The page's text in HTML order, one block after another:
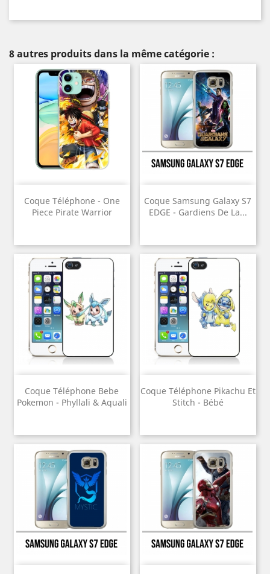
8 autres produits dans la même catégorie :
Coque Téléphone - One
Piece Pirate Warrior
Coque Samsung Galaxy S7
EDGE - Gardiens De La...
Coque Téléphone Bebe
Pokemon - Phyllali & Aquali
Coque Téléphone Pikachu Et
Stitch - Bébé